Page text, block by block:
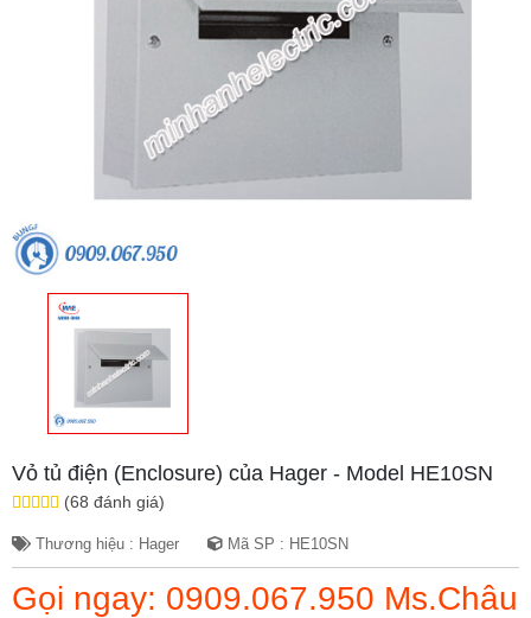
Vỏ tủ điện (Enclosure) của Hager - Model HE10SN
(68 đánh giá)
Thương hiệu : Hager Mã SP : HE10SN
Gọi ngay: 0909.067.950 Ms.Châu